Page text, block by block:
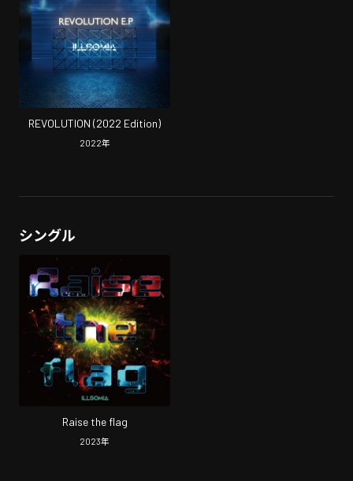
REVOLUTION (2022 Edition)
2022年
シングル
Raise the flag
2023年